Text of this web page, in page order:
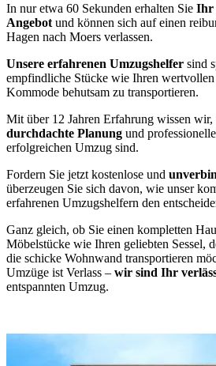
In nur etwa 60 Sekunden erhalten Sie Ihr
Angebot und können sich auf einen
Hagen nach Moers verlassen.
Unsere erfahrenen Umzugshelfer sind
empfindliche Stücke wie Ihren
Kommode behutsam zu transportieren.
Mit über 12 Jahren Erfahrung wissen wir,
durchdachte Planung und
erfolgreichen Umzug sind.
Fordern Sie jetzt kostenlose und
überzeugen Sie sich davon, wie unser
erfahrenen Umzugshelfern den
Ganz gleich, ob Sie einen kompletten
Möbelstücke wie Ihren geliebten Sessel,
die schicke Wohnwand transportieren
Umzüge ist Verlass – wir sind Ihr
entspannten Umzug.